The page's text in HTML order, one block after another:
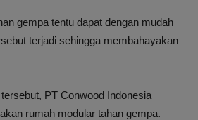
gempa tentu dapat dengan mudah
terjadi sehingga membahayakan
PT Conwood Indonesia
rumah modular tahan gempa.